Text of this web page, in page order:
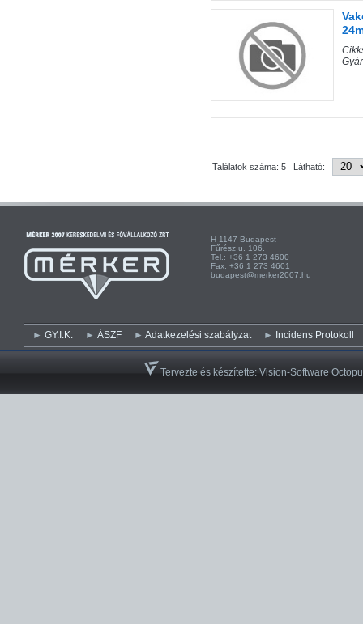
Találatok száma: 5 Látható:
H-1147 Budapest H-
Fűrész u. 106.
Tel.: +36 1 273 4600
Fax: +36 1 273 4601
budapest@merker2007.hu
GY.I.K. ÁSZF Adatkezelési szabályzat Incidens Protokoll
Tervezte és készítette:Vision-Software